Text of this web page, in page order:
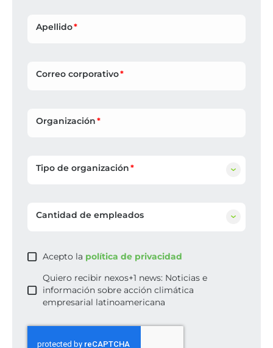
Apellido
Correo corporativo
Organización
Tipo de organización
Cantidad de empleados
Acepto la política de privacidad
Quiero recibir nexos+1 news: Noticias e
información sobre acción climática
empresarial latinoamericana